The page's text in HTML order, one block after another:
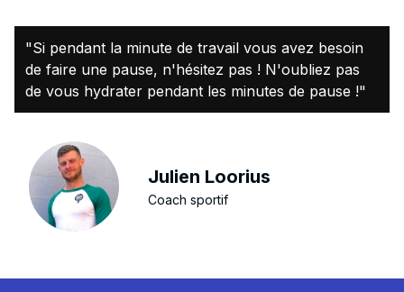
"Si pendant la minute de travail vous avez besoin
de faire une pause, n'hésitez pas ! N'oubliez pas
de vous hydrater pendant les minutes de pause !"
Julien Loorius
Coach sportif